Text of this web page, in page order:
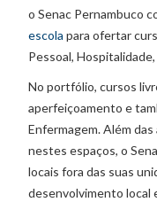
o Senac Pernambuco
escola para ofertar
Pessoal,
No portfólio, cursos
aperfeiçoamento e
Enfermagem. Além
nestes espaços, o
locais fora das suas
desenvolvimento local